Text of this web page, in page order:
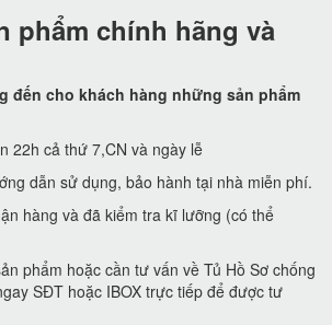
phẩm chính hãng và
đến cho khách hàng những sản phẩm
22h cả thứ 7,CN và ngày lễ
dẫn sử dụng, bảo hành tại nhà miễn phí.
hàng và đã kiểm tra kĩ lưỡng (có thể
phẩm hoặc cần tư vấn về Tủ Hồ Sơ chống
SĐT hoặc IBOX trực tiếp để được tư